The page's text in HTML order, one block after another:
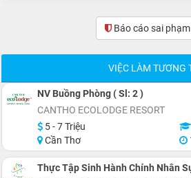
Báo cáo sai phạm
VIỆC LÀM TƯƠNG
NV Buồng Phòng ( Sl: 2 )
CANTHO ECOLODGE RESORT
5 - 7 Triệu
Cần Thơ
Thực Tập Sinh Hành Chính Nhân